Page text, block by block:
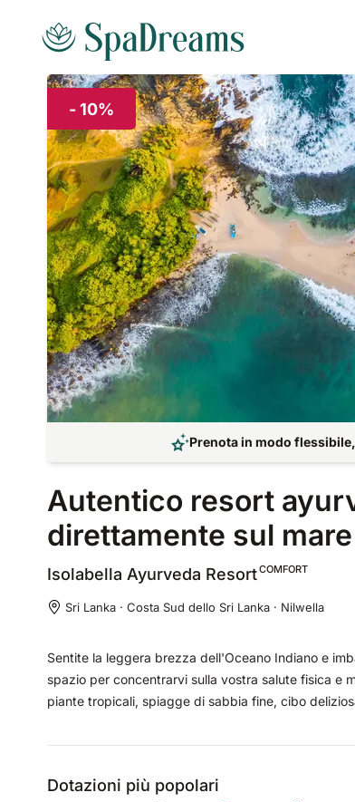
- 10%
Prenota in modo
Autentico resort
direttamente sul mare
Isolabella Ayurveda ResortCOMFORT
Sri Lanka · Costa Sud dello Sri Lanka · Nilwella
Sentite la leggera brezza dell'Oceano Indiano e
spazio per concentrarvi sulla vostra salute fisica e
piante tropicali, spiagge di sabbia fine, cibo
Dotazioni più popolari